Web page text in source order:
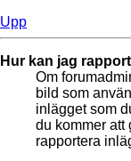
Upp
Hur kan jag
Om
bild som
inlägget som
du kommer att
rapportera